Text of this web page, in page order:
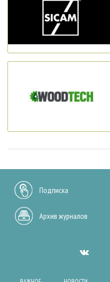
Подписка
Архив журналов